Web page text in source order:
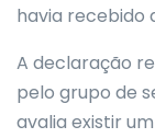
havia recebido
A declaração
pelo grupo de
avalia existir